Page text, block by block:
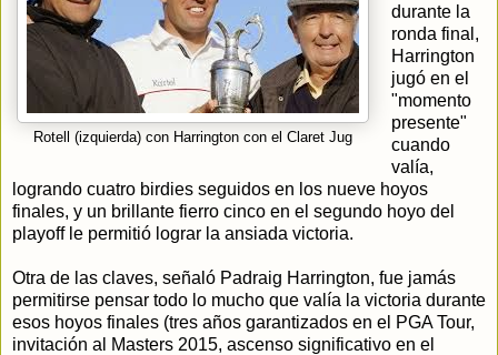
Rotell (izquierda) con Harrington con el Claret Jug
durante la
ronda final,
Harrington
jugó en el
"momento
presente"
cuando
valía,
logrando cuatro birdies seguidos en los nueve hoyos
finales, y un brillante fierro cinco en el segundo hoyo del
playoff le permitió lograr la ansiada victoria.
Otra de las claves, señaló Padraig Harrington, fue jamás
permitirse pensar todo lo mucho que valía la victoria durante
esos hoyos finales (tres años garantizados en el PGA Tour,
invitación al Masters 2015, ascenso significativo en el